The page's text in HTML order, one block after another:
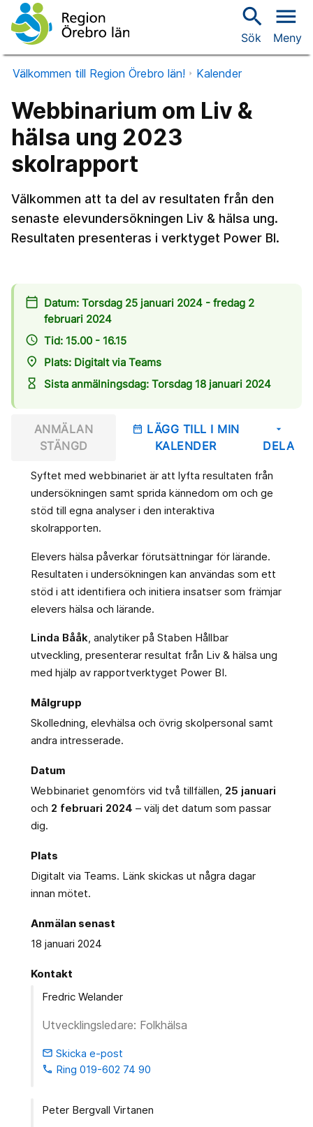
search
Sök
menu
Meny
Välkommen till Region Örebro län! Kalender
Webbinarium om Liv &
hälsa ung 2023
skolrapport
Välkommen att ta del av resultaten från den
senaste elevundersökningen Liv & hälsa ung.
Resultaten presenteras i verktyget Power BI.
calendar_today Datum: Torsdag 25 januari 2024 - fredag 2
februari 2024
access_time Tid: 15.00 - 16.15
place
Plats: Digitalt via Teams
hourglass_empty
Sista anmälningsdag: Torsdag 18 januari 2024
ANMÄLAN
STÄNGD
date_range LÄGG TILL I MIN
KALENDER
arrow_drop_down
DELA
Syftet med webbinariet är att lyfta resultaten från
undersökningen samt sprida kännedom om och ge
stöd till egna analyser i den interaktiva
skolrapporten.
Elevers hälsa påverkar förutsättningar för lärande.
Resultaten i undersökningen kan användas som ett
stöd i att identifiera och initiera insatser som främjar
elevers hälsa och lärande.
Linda Bååk , analytiker på Staben Hållbar
utveckling, presenterar resultat från Liv & hälsa ung
med hjälp av rapportverktyget Power BI.
Målgrupp
Skolledning, elevhälsa och övrig skolpersonal samt
andra intresserade.
Datum
Webbinariet genomförs vid två tillfällen, 25 januari
och 2 februari 2024 – välj det datum som passar
dig.
Plats
Digitalt via Teams. Länk skickas ut några dagar
innan mötet.
Anmälan senast
18 januari 2024
Kontakt
Fredric Welander
Utvecklingsledare: Folkhälsa
email Skicka e-post
phone Ring 019-602 74 90
Peter Bergvall Virtanen